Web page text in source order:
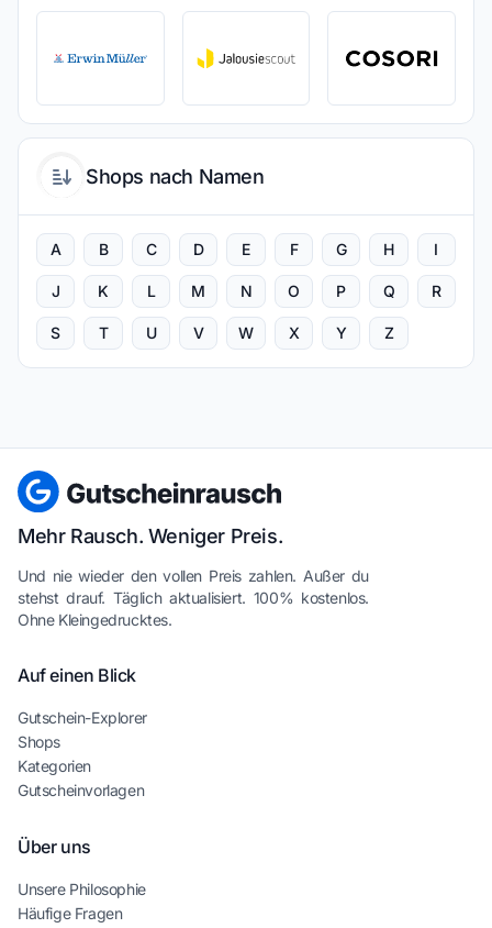
Shops nach Namen
A B C D E F G H I
J K L M N O P Q R
S T U V W X Y Z
Mehr Rausch. Weniger Preis.
Und nie wieder den vollen Preis zahlen. Außer du
stehst drauf. Täglich aktualisiert. 100% kostenlos.
Ohne Kleingedrucktes.
Auf einen Blick
Gutschein-Explorer
Shops
Kategorien
Gutscheinvorlagen
Über uns
Unsere Philosophie
Häufige Fragen